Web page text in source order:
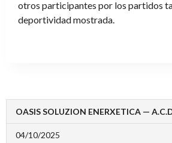
otros participantes por los partidos
deportividad mostrada.
OASIS SOLUZION ENERXETICA —
04/10/2025